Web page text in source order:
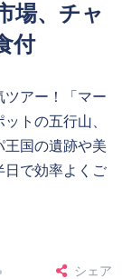
場、チャ
付
ツアー！「マー
トの五行山、
王国の遺跡や美
日で効率よくご
シェア